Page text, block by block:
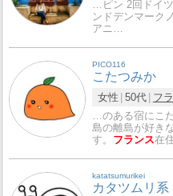
…ピン 2回ドイ
ンドデンマーク
アニ…
PICO116
こたつみか
女性 50代
フ
…のある宿にこ
島の離島が好き
す。 フランス在
katatsumurikei
カタツムリ系